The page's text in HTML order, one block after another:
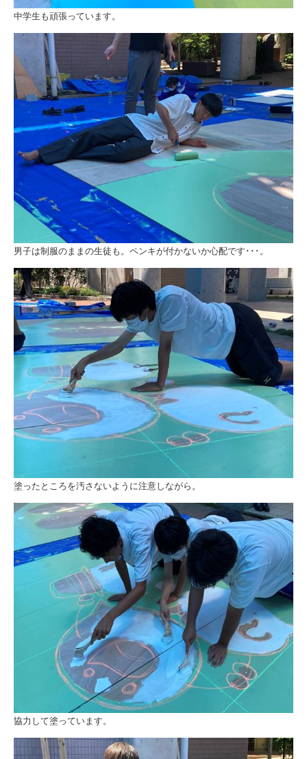
中学生も頑張っています。
男子は制服のままの生徒も。ペンキが付かないか心配です･･･。
塗ったところを汚さないように注意しながら。
協力して塗っています。